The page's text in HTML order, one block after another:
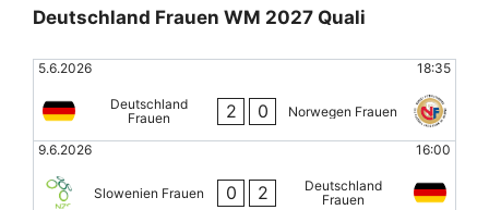
Deutschland Frauen WM 2027 Quali
5.6.2026 18:35
Deutschland
Frauen
2 0 Norwegen Frauen
9.6.2026 16:00
Slowenien Frauen 0 2
Deutschland
Frauen